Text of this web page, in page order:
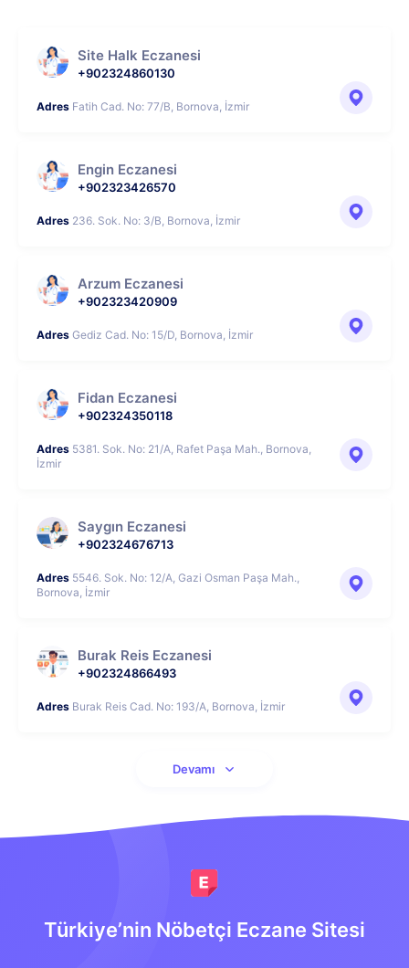
Site Halk Eczanesi
+902324860130
Adres Fatih Cad. No: 77/B, Bornova, İzmir
Engin Eczanesi
+902323426570
Adres 236. Sok. No: 3/B, Bornova, İzmir
Arzum Eczanesi
+902323420909
Adres Gediz Cad. No: 15/D, Bornova, İzmir
Fidan Eczanesi
+902324350118
Adres 5381. Sok. No: 21/A, Rafet Paşa Mah., Bornova,
İzmir
Saygın Eczanesi
+902324676713
Adres 5546. Sok. No: 12/A, Gazi Osman Paşa Mah.,
Bornova, İzmir
Burak Reis Eczanesi
+902324866493
Adres Burak Reis Cad. No: 193/A, Bornova, İzmir
Devamı
Türkiye’nin Nöbetçi Eczane Sitesi